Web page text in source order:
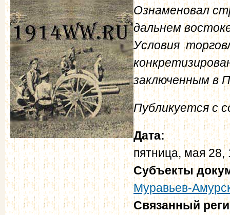
Ознаменовал
дальнем
Условия
заключенным в
Публикуется с
Дата:
пятница, мая 28,
Субъекты
Муравьев-
Связанный